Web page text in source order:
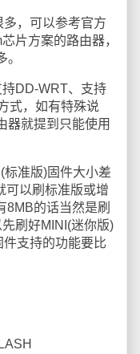
，可以参考官方
片方案的路由器，
DD-WRT、支持
式，如有特殊说
器就提到只能使用
准版)固件大小差
可以刷标准版或增
8MB的话当然是刷
刷好MINI(迷你版)
支持的功能要比